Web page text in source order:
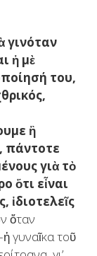
γινόταν
ἡ μὲ
του,
ἢ
πάντοτε
γιὰ τὸ
ὅτι εἶναι
ἰδιοτελεῖς
ὅταν
γυναῖκα τοῦ